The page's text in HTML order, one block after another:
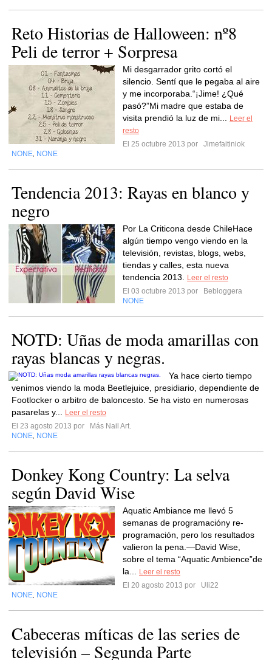
Reto Historias de Halloween: nº8
Peli de terror + Sorpresa
Mi desgarrador grito cortó el
silencio. Sentí que le pegaba al aire
y me incorporaba.“¡Jime! ¿Qué
pasó?”Mi madre que estaba de
visita prendió la luz de mi...
Leer el
resto
El 25 octubre 2013 por
Jimefaitiniok
NONE NONE
Tendencia 2013: Rayas en blanco y
negro
Por La Criticona desde ChileHace
algún tiempo vengo viendo en la
televisión, revistas, blogs, webs,
tiendas y calles, esta nueva
tendencia 2013.
Leer el resto
El 03 octubre 2013 por
Bebloggera
NONE
NOTD: Uñas de moda amarillas con
rayas blancas y negras.
Ya hace cierto tiempo
venimos viendo la moda Beetlejuice, presidiario, dependiente de
Footlocker o arbitro de baloncesto. Se ha visto en numerosas
pasarelas y...
Leer el resto
El 23 agosto 2013 por
Más Nail Art.
NONE NONE
Donkey Kong Country: La selva
según David Wise
Aquatic Ambiance me llevó 5
semanas de programacióny re-
programación, pero los resultados
valieron la pena.—David Wise,
sobre el tema “Aquatic Ambience”de
la...
Leer el resto
El 20 agosto 2013 por
Uli22
NONE NONE
Cabeceras míticas de las series de
televisión – Segunda Parte